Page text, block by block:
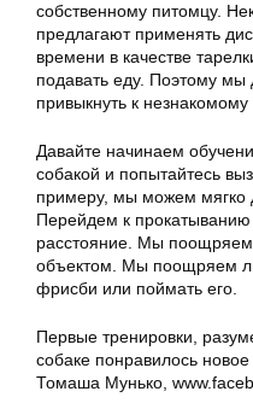
собственному питомцу.
предлагают применять
времени в качестве
подавать еду. Поэтому мы
привыкнуть к незнакомому
Давайте начинаем
собакой и попытайтесь
примеру, мы можем мягко
Перейдем к
расстояние. Мы поощряем
объектом. Мы поощряем
фрисби или поймать его.
Первые тренировки,
собаке понравилось
Томаша Мунько,